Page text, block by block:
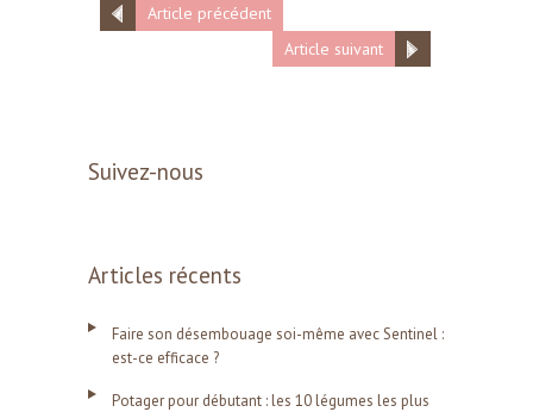
Article précédent
Article suivant
Suivez-nous
Articles récents
Faire son désembouage soi-même avec Sentinel :
est-ce efficace ?
Potager pour débutant : les 10 légumes les plus